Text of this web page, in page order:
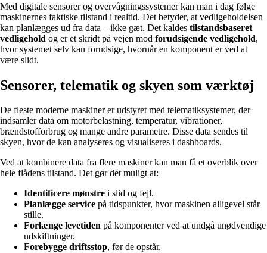
Med digitale sensorer og overvågningssystemer kan man i dag følge
maskinernes faktiske tilstand i realtid. Det betyder, at vedligeholdelsen
kan planlægges ud fra data – ikke gæt. Det kaldes tilstandsbaseret
vedligehold og er et skridt på vejen mod forudsigende vedligehold,
hvor systemet selv kan forudsige, hvornår en komponent er ved at
være slidt.
Sensorer, telematik og skyen som værktøj
De fleste moderne maskiner er udstyret med telematiksystemer, der
indsamler data om motorbelastning, temperatur, vibrationer,
brændstofforbrug og mange andre parametre. Disse data sendes til
skyen, hvor de kan analyseres og visualiseres i dashboards.
Ved at kombinere data fra flere maskiner kan man få et overblik over
hele flådens tilstand. Det gør det muligt at:
Identificere mønstre i slid og fejl.
Planlægge service på tidspunkter, hvor maskinen alligevel står
stille.
Forlænge levetiden på komponenter ved at undgå unødvendige
udskiftninger.
Forebygge driftsstop, før de opstår.